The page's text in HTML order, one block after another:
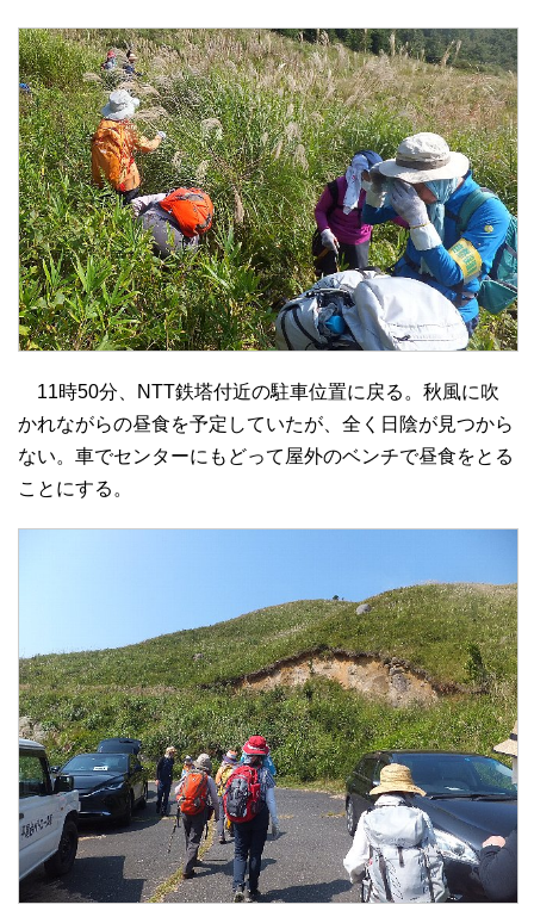
11時50分、NTT鉄塔付近の駐車位置に戻る。秋風に吹
かれながらの昼食を予定していたが、全く日陰が見つから
ない。車でセンターにもどって屋外のベンチで昼食をとる
ことにする。